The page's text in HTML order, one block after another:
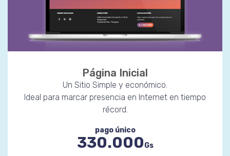
Página Inicial
Un Sitio Simple y económico.
Ideal para marcar presencia en Internet en tiempo
récord.
pago único
330.000Gs